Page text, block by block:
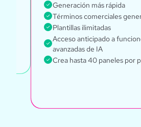
Generación más rápida
Términos comerciales
Plantillas ilimitadas
Acceso anticipado a
avanzadas de IA
Crea hasta 40 paneles por